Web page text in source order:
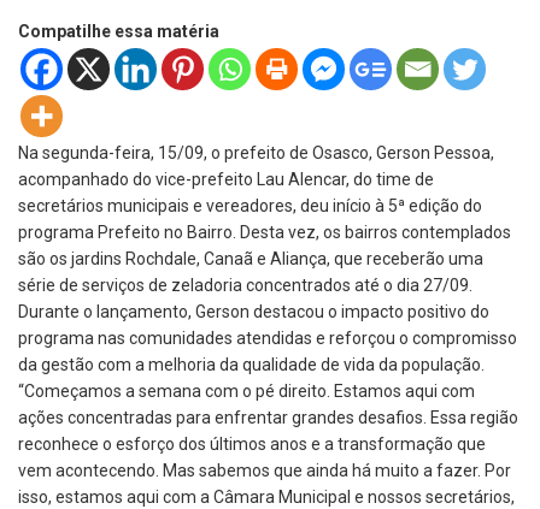
Compatilhe essa matéria
Na segunda-feira, 15/09, o prefeito de Osasco, Gerson Pessoa,
acompanhado do vice-prefeito Lau Alencar, do time de
secretários municipais e vereadores, deu início à 5ª edição do
programa Prefeito no Bairro. Desta vez, os bairros contemplados
são os jardins Rochdale, Canaã e Aliança, que receberão uma
série de serviços de zeladoria concentrados até o dia 27/09.
Durante o lançamento, Gerson destacou o impacto positivo do
programa nas comunidades atendidas e reforçou o compromisso
da gestão com a melhoria da qualidade de vida da população.
“Começamos a semana com o pé direito. Estamos aqui com
ações concentradas para enfrentar grandes desafios. Essa região
reconhece o esforço dos últimos anos e a transformação que
vem acontecendo. Mas sabemos que ainda há muito a fazer. Por
isso, estamos aqui com a Câmara Municipal e nossos secretários,